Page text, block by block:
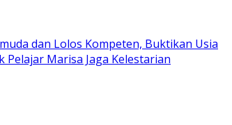
dan Lolos Kompeten, Buktikan Usia
Pelajar Marisa Jaga Kelestarian